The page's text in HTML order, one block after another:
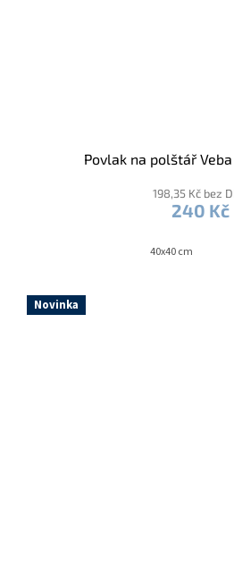
Povlak na polštář Veba
198,35 Kč bez
240 Kč
40x40 cm
Novinka